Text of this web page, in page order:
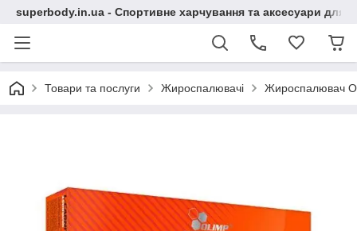
superbody.in.ua - Спортивне харчування та аксесуари для
Товари та послуги Жироспалювачі Жироспалювач